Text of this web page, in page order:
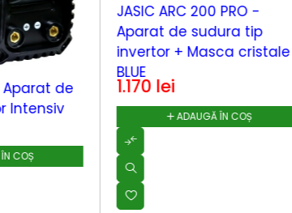
Aparat de
Intensiv
COȘ
JASIC ARC 200 PRO -
Aparat de sudura tip
invertor + Masca cristale
BLUE
1.170 lei
ADAUGĂ ÎN COȘ